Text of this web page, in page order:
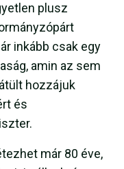
plusz
inkább csak egy
amin az sem
hozzájuk
és
már 80 éve,